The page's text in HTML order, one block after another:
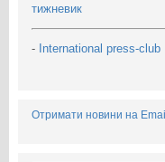
тижневик
- International press-club
Отримати новини на